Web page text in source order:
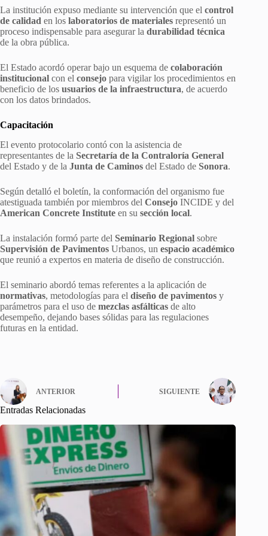
La institución expuso mediante su intervención que el control
de calidad en los laboratorios de materiales representó un
proceso indispensable para asegurar la durabilidad técnica
de la obra pública.
El Estado acordó operar bajo un esquema de colaboración
institucional con el consejo para vigilar los procedimientos en
beneficio de los usuarios de la infraestructura, de acuerdo
con los datos brindados.
Capacitación
El evento protocolario contó con la asistencia de
representantes de la Secretaría de la Contraloría General
del Estado y de la Junta de Caminos del Estado de Sonora.
Según detalló el boletín, la conformación del organismo fue
atestiguada también por miembros del Consejo INCIDE y del
American Concrete Institute en su sección local.
La instalación formó parte del Seminario Regional sobre
Supervisión de Pavimentos Urbanos, un espacio académico
que reunió a expertos en materia de diseño de construcción.
El seminario abordó temas referentes a la aplicación de
normativas, metodologías para el diseño de pavimentos y
parámetros para el uso de mezclas asfálticas de alto
desempeño, dejando bases sólidas para las regulaciones
futuras en la entidad.
ANTERIOR SIGUIENTE
Entradas Relacionadas